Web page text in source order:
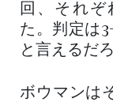
回、それぞ
た。判定は
と言えるだろ
ボウマンは